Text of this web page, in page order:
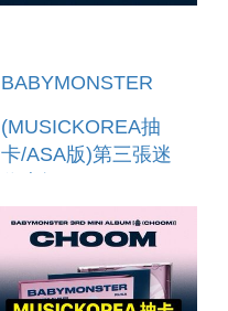
BABYMONSTER
(MUSICKOREA抽
卡/ASA版)第三張迷
「CHOOM(JEWEL
VER.)」 (韓國進口
版)